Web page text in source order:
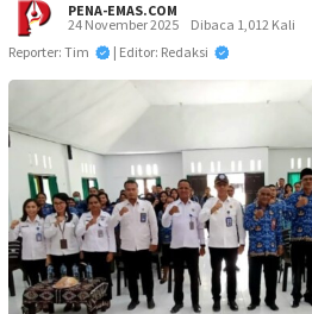
PENA-EMAS.COM
24 November 2025
Dibaca 1,012 Kali
Reporter: Tim
| Editor: Redaksi